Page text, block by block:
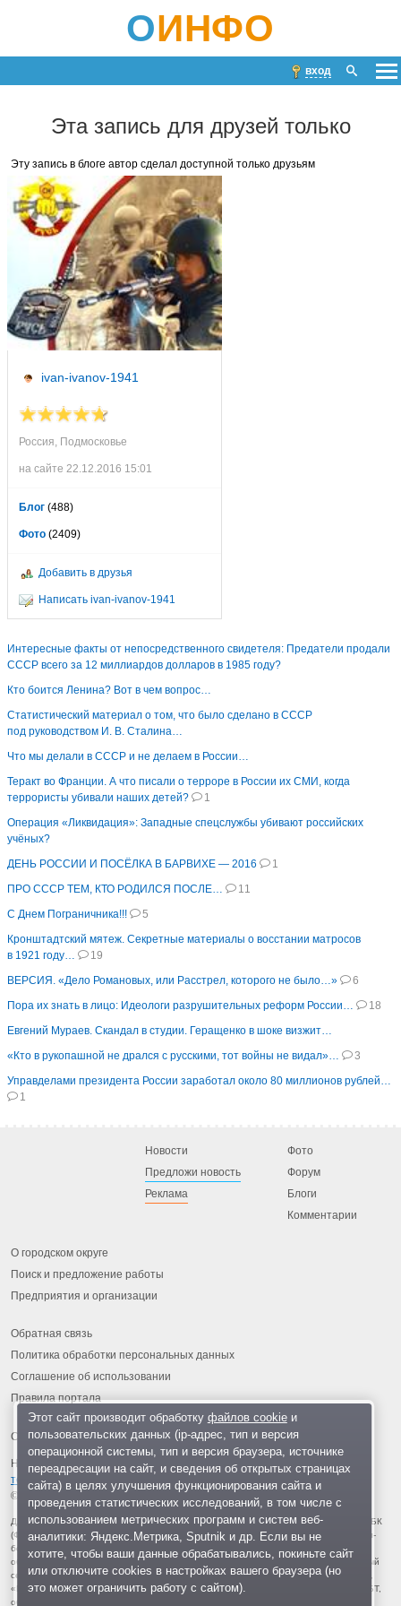
ОИНФО
вход
Эта запись для друзей только
Эту запись в блоге автор сделал доступной только друзьям
ivan-ivanov-1941
Россия, Подмосковье
на сайте 22.12.2016 15:01
Блог (488)
Фото (2409)
Добавить в друзья
Написать ivan-ivanov-1941
Интересные факты от непосредственного свидетеля: Предатели продали
СССР всего за 12 миллиардов долларов в 1985 году?
Кто боится Ленина? Вот в чем вопрос…
Статистический материал о том, что было сделано в СССР
под руководством И. В. Сталина…
Что мы делали в СССР и не делаем в России…
Теракт во Франции. А что писали о терроре в России их СМИ, когда
террористы убивали наших детей?
1
Операция «Ликвидация»: Западные спецслужбы убивают российских
учёных?
ДЕНЬ РОССИИ И ПОСЁЛКА В БАРВИХЕ — 2016
1
ПРО СССР ТЕМ, КТО РОДИЛСЯ ПОСЛЕ…
11
С Днем Пограничника!!!
5
Кронштадтский мятеж. Секретные материалы о восстании матросов
в 1921 году…
19
ВЕРСИЯ. «Дело Романовых, или Расстрел, которого не было…»
6
Пора их знать в лицо: Идеологи разрушительных реформ России…
18
Евгений Мураев. Скандал в студии. Геращенко в шоке визжит…
«Кто в рукопашной не дрался с русскими, тот войны не видал»…
3
Управделами президента России заработал около 80 миллионов рублей…
1
Новости
Предложи новость
Реклама
Фото
Форум
Блоги
Комментарии
О городском округе
Поиск и предложение работы
Предприятия и организации
Обратная связь
Политика обработки персональных данных
Соглашение об использовании
Правила портала
На информационном ресурсе применяются
технологии
© 2013-2026 «ОИНФО»,
сделано в Одинцово
Для читателей: В России признаны экстремистскими и запрещены организации ФБК
(Фонд борьбы с коррупцией, признан иноагентом), Штабы Навального, «Национал-
большевистская партия», «Свидетели Иеговы», «Армия воли народа», «Русский
общенациональный союз», «Движение против нелегальной иммиграции», «Правый
сектор», УНА-УНСО, УПА, «Тризуб им. Степана Бандеры», «Мизантропик дивижн»,
«Меджлис крымскотатарского народа», движение «Артподготовка», движение ЛГБТ,
общероссийская политическая партия «Воля», АУЕ, батальоны «Азов» и «Айдар».
Этот сайт производит обработку файлов cookieи
пользовательских данных (ip-адрес, тип и версия
операционной системы, тип и версия браузера, источнике
переадресации на сайт, и сведения об открытых страницах
сайта) в целях улучшения функционирования сайта и
проведения статистических исследований, в том числе с
использованием метрических программ и систем веб-
аналитики: Яндекс.Метрика, Sputnik и др. Если вы не
хотите, чтобы ваши данные обрабатывались, покиньте сайт
или отключите cookies в настройках вашего браузера (но
это может ограничить работу с сайтом).